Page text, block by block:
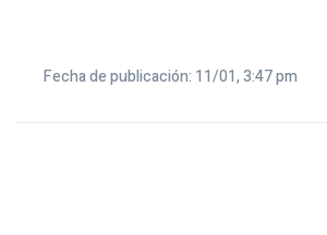
Fecha de publicación: 11/01, 3:47 pm